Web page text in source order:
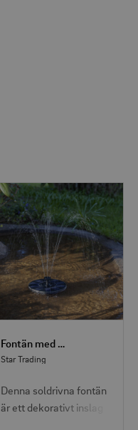
Fontän med solcell
Star Trading
Denna soldrivna fontän
är ett dekorativt inslag